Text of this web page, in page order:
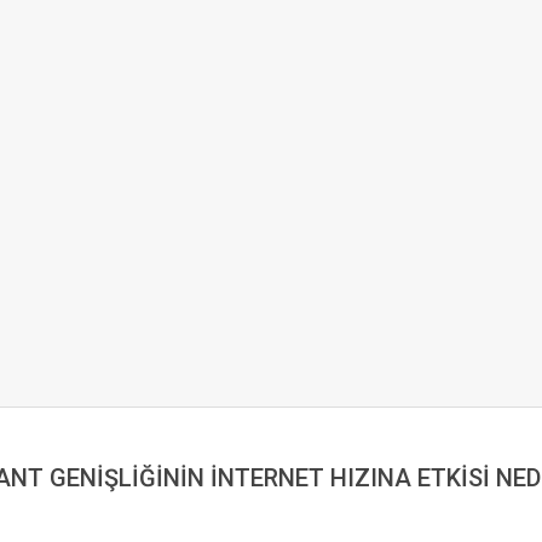
GENİŞLİĞİNİN İNTERNET HIZINA ETKİSİ